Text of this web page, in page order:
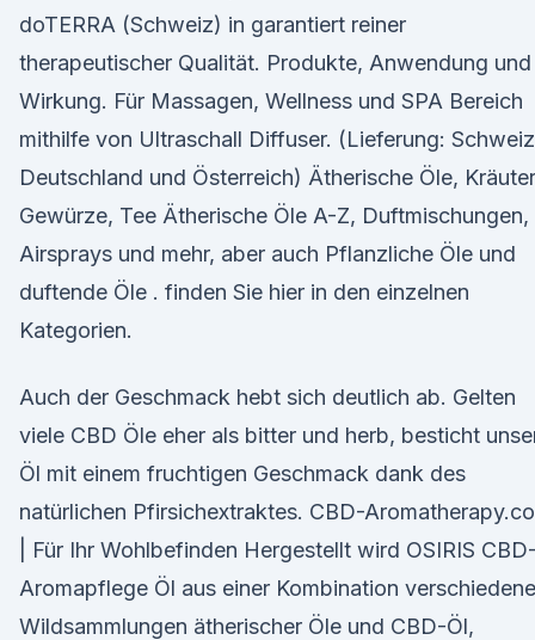
doTERRA (Schweiz) in garantiert reiner
therapeutischer Qualität. Produkte, Anwendung und
Wirkung. Für Massagen, Wellness und SPA Bereich
mithilfe von Ultraschall Diffuser. (Lieferung:
Deutschland und Österreich) Ätherische Öle,
Gewürze, Tee Ätherische Öle A-Z, Duftmischungen,
Airsprays und mehr, aber auch Pflanzliche Öle und
duftende Öle . finden Sie hier in den einzelnen
Kategorien.
Auch der Geschmack hebt sich deutlich ab. Gelten
viele CBD Öle eher als bitter und herb, besticht
Öl mit einem fruchtigen Geschmack dank des
natürlichen Pfirsichextraktes. CBD-
| Für Ihr Wohlbefinden Hergestellt wird OSIRIS CBD-
Aromapflege Öl aus einer Kombination
Wildsammlungen ätherischer Öle und CBD-Öl,